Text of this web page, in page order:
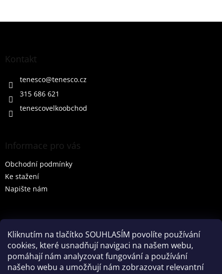
Kliknutím na tlačítko SOUHLASÍM povolíte používání
cookies, které usnadňují navigaci na našem webu,
pomáhají nám analyzovat fungování a používání
našeho webu a umožňují nám zobrazovat relevantní
Z
Kontakt
tenesco@tenesco.cz
315 686 621
tenescovelkoobchod
Informace pro vás
Obchodní podmínky
Ke stažení
Napište nám
HLEDAT